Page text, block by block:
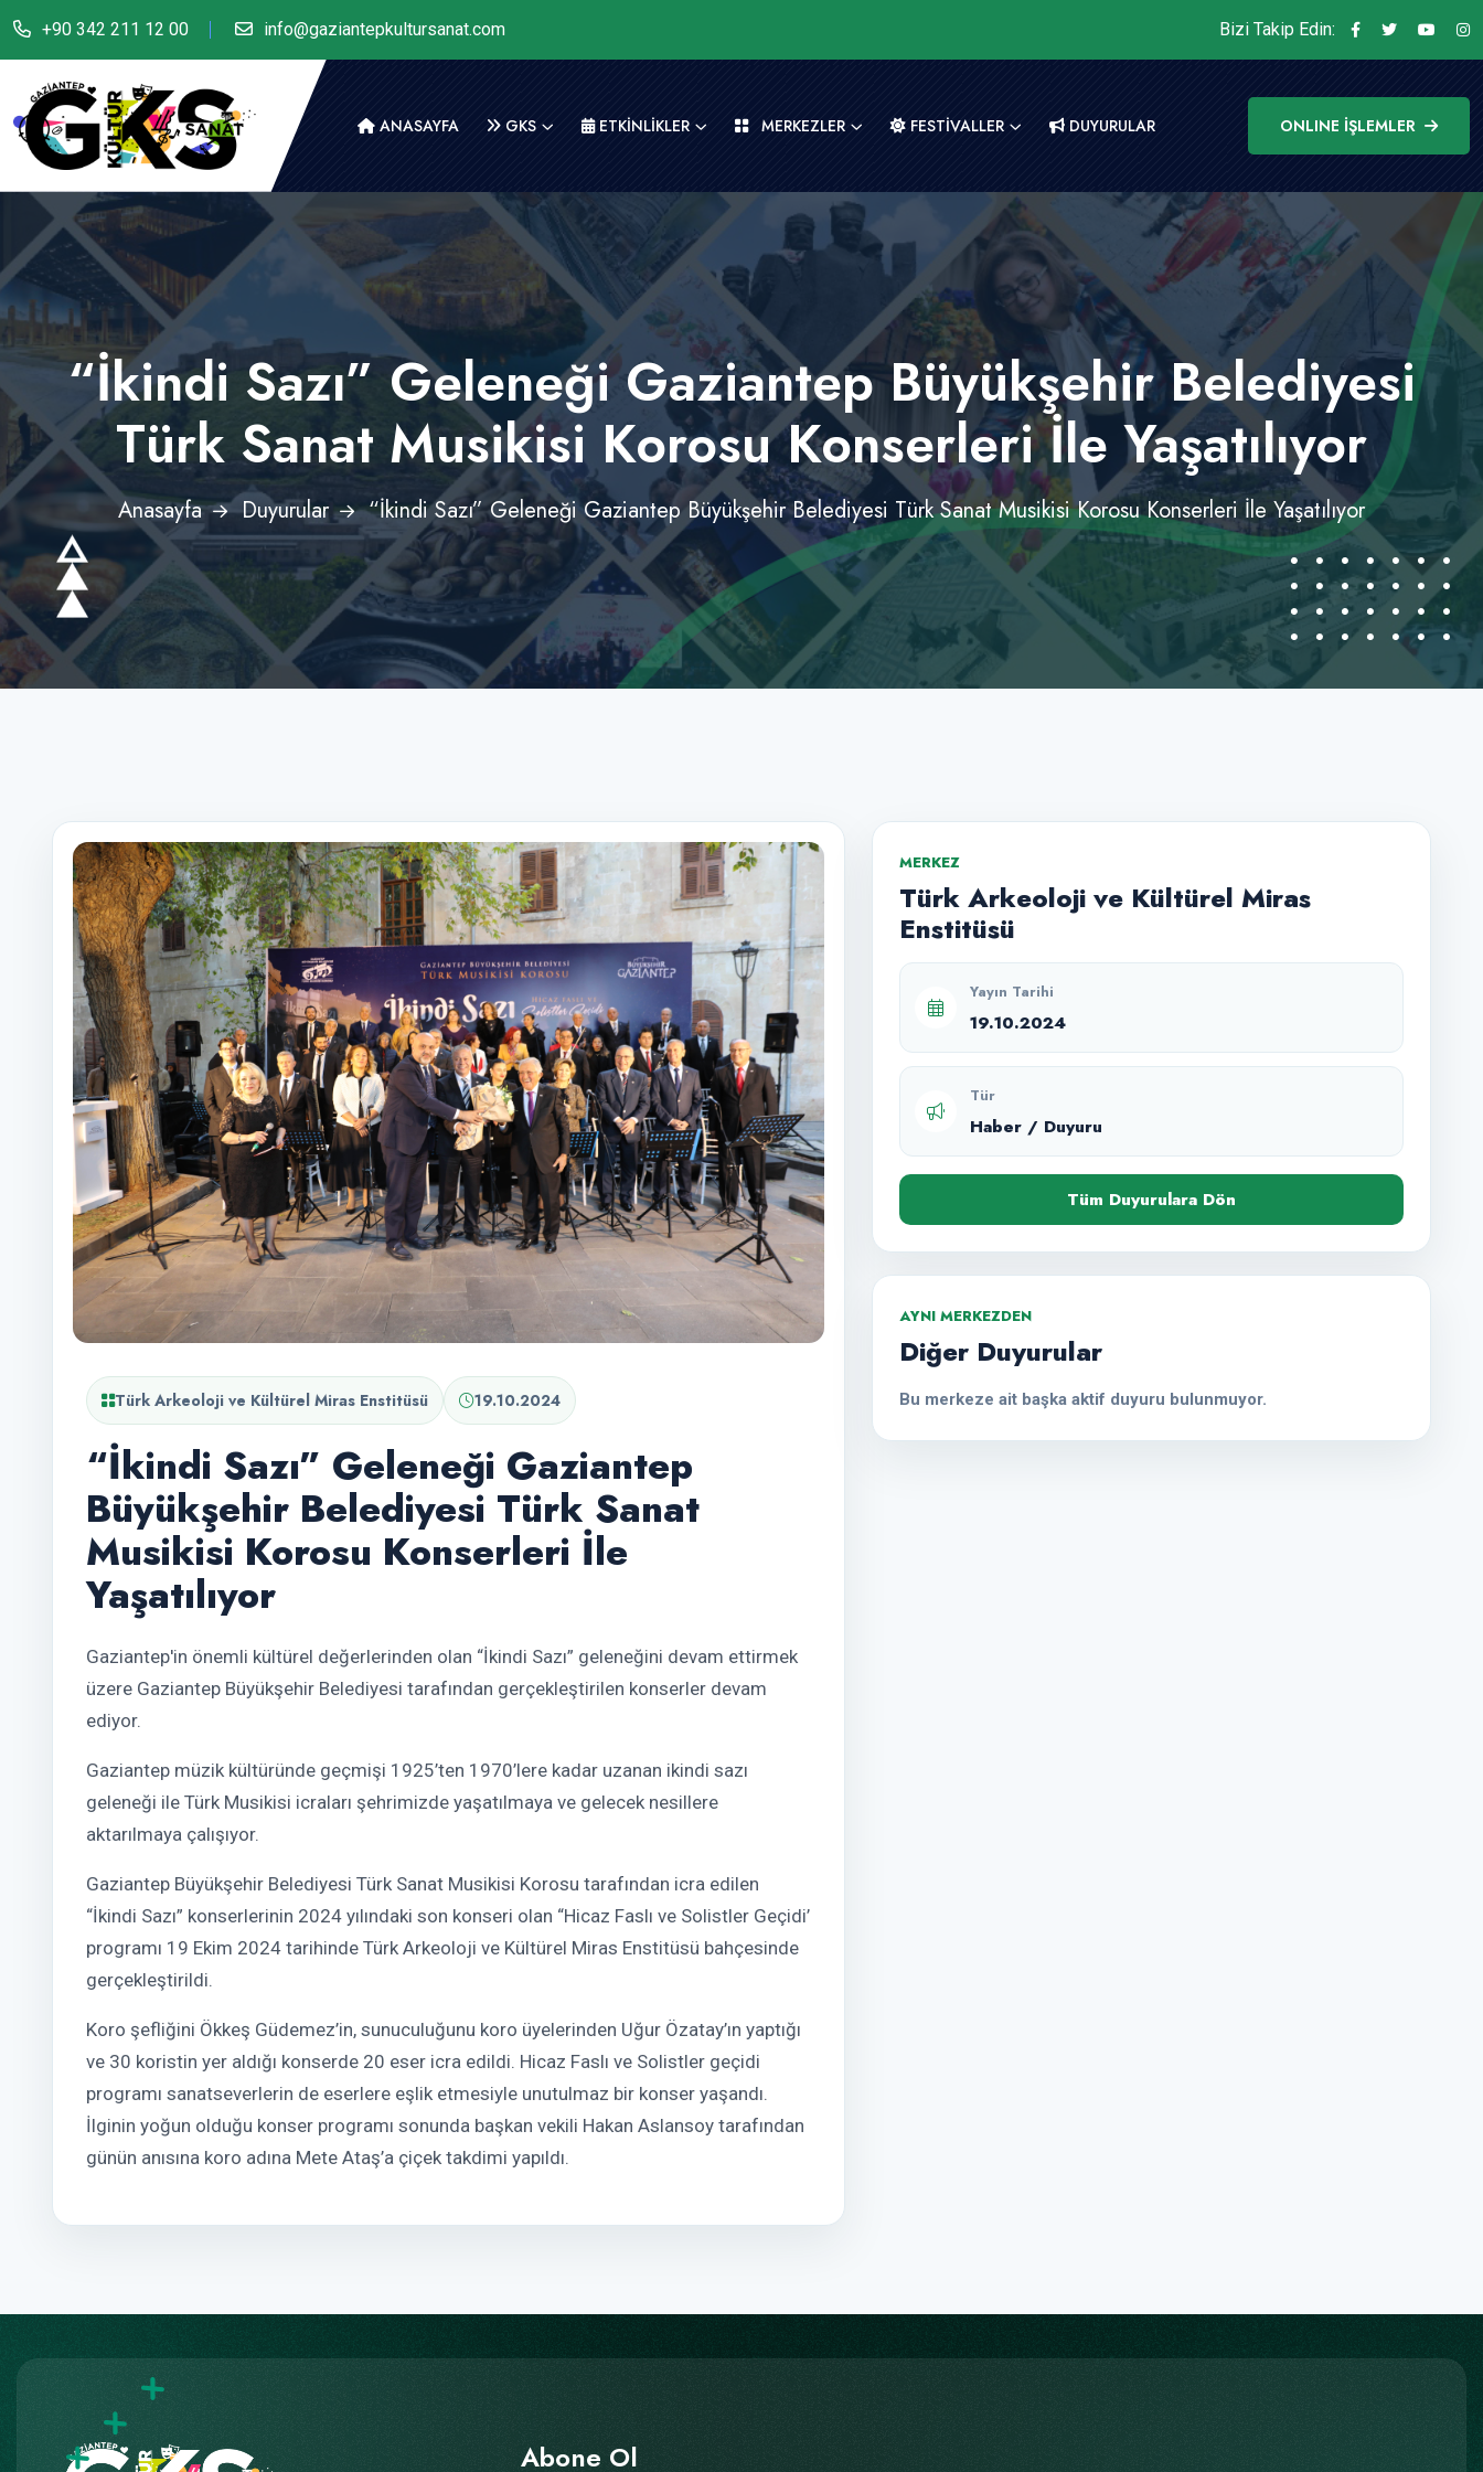
+90 342 211 12 00 info@gaziantepkultursanat.com Bizi Takip Edin:
ANASAYFA GKS ETKİNLİKLER MERKEZLER FESTİVALLER DUYURULAR ONLINE İŞLEMLER
“İkindi Sazı” Geleneği Gaziantep Büyükşehir Belediyesi
Türk Sanat Musikisi Korosu Konserleri İle Yaşatılıyor
Anasayfa Duyurular “İkindi Sazı” Geleneği Gaziantep Büyükşehir Belediyesi Türk Sanat Musikisi Korosu Konserleri İle Yaşatılıyor
Türk Arkeoloji ve Kültürel Miras Enstitüsü 19.10.2024
“İkindi Sazı” Geleneği Gaziantep
Büyükşehir Belediyesi Türk Sanat
Musikisi Korosu Konserleri İle
Yaşatılıyor
Gaziantep'in önemli kültürel değerlerinden olan “İkindi Sazı” geleneğini devam ettirmek
üzere Gaziantep Büyükşehir Belediyesi tarafından gerçekleştirilen konserler devam
ediyor.
Gaziantep müzik kültüründe geçmişi 1925’ten 1970’lere kadar uzanan ikindi sazı
geleneği ile Türk Musikisi icraları şehrimizde yaşatılmaya ve gelecek nesillere
aktarılmaya çalışıyor.
Gaziantep Büyükşehir Belediyesi Türk Sanat Musikisi Korosu tarafından icra edilen
“İkindi Sazı” konserlerinin 2024 yılındaki son konseri olan “Hicaz Faslı ve Solistler Geçidi’
programı 19 Ekim 2024 tarihinde Türk Arkeoloji ve Kültürel Miras Enstitüsü bahçesinde
gerçekleştirildi.
Koro şefliğini Ökkeş Güdemez’in, sunuculuğunu koro üyelerinden Uğur Özatay’ın yaptığı
ve 30 koristin yer aldığı konserde 20 eser icra edildi. Hicaz Faslı ve Solistler geçidi
programı sanatseverlerin de eserlere eşlik etmesiyle unutulmaz bir konser yaşandı.
İlginin yoğun olduğu konser programı sonunda başkan vekili Hakan Aslansoy tarafından
günün anısına koro adına Mete Ataş’a çiçek takdimi yapıldı.
MERKEZ
Türk Arkeoloji ve Kültürel Miras
Enstitüsü
Yayın Tarihi
19.10.2024
Tür
Haber / Duyuru
Tüm Duyurulara Dön
AYNI MERKEZDEN
Diğer Duyurular
Bu merkeze ait başka aktif duyuru bulunmuyor.
Abone Ol